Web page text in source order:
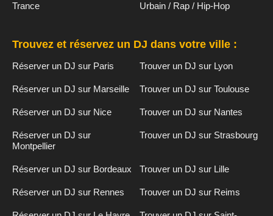
Trance Urbain / Rap / Hip-Hop
Trouvez et réservez un DJ dans votre ville :
Réserver un DJ sur Paris Trouver un DJ sur Lyon
Réserver un DJ sur Marseille Trouver un DJ sur Toulouse
Réserver un DJ sur Nice Trouver un DJ sur Nantes
Réserver un DJ sur
Montpellier
Trouver un DJ sur Strasbourg
Réserver un DJ sur Bordeaux Trouver un DJ sur Lille
Réserver un DJ sur Rennes Trouver un DJ sur Reims